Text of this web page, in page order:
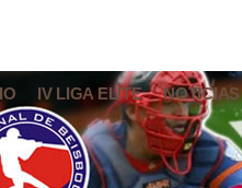
IV LIGA ELITE NOTICIAS